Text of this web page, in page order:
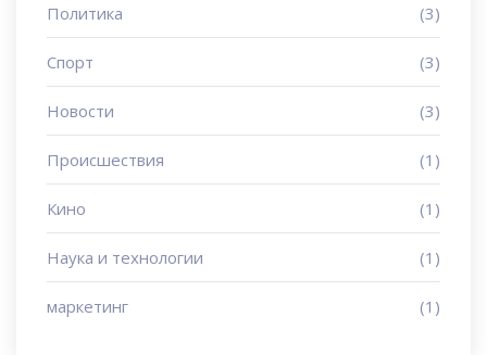
Политика (3)
Спорт (3)
Новости (3)
Происшествия (1)
Кино (1)
Наука и технологии (1)
маркетинг (1)